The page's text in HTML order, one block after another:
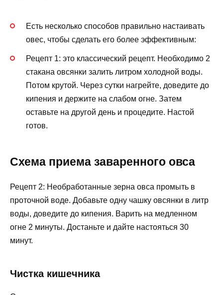
Есть несколько способов правильно настаивать
овес, чтобы сделать его более эффективным:
Рецепт 1: это классический рецепт. Необходимо 2
стакана овсянки залить литром холодной воды.
Потом крутой. Через сутки нагрейте, доведите до
кипения и держите на слабом огне. Затем
оставьте на другой день и процедите. Настой
готов.
Схема приема заваренного овса
Рецепт 2: Необработанные зерна овса промыть в
проточной воде. Добавьте одну чашку овсянки в литр
воды, доведите до кипения. Варить на медленном
огне 2 минуты. Достаньте и дайте настояться 30
минут.
Чистка кишечника